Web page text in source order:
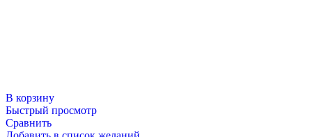
В корзину
Быстрый просмотр
Сравнить